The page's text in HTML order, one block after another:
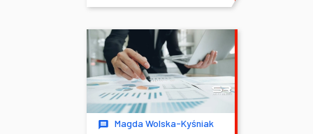
Magda Wolska-Kyśniak